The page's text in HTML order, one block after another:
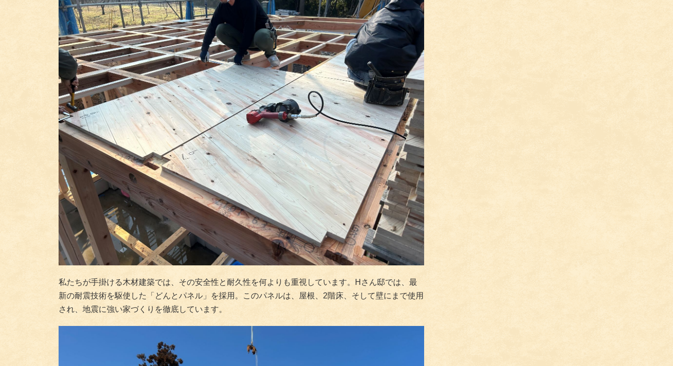
私たちが手掛ける木材建築では、その安全性と耐久性を何よりも重視しています。Hさん邸では、最
新の耐震技術を駆使した「どんとパネル」を採用。このパネルは、屋根、2階床、そして壁にまで使用
され、地震に強い家づくりを徹底しています。